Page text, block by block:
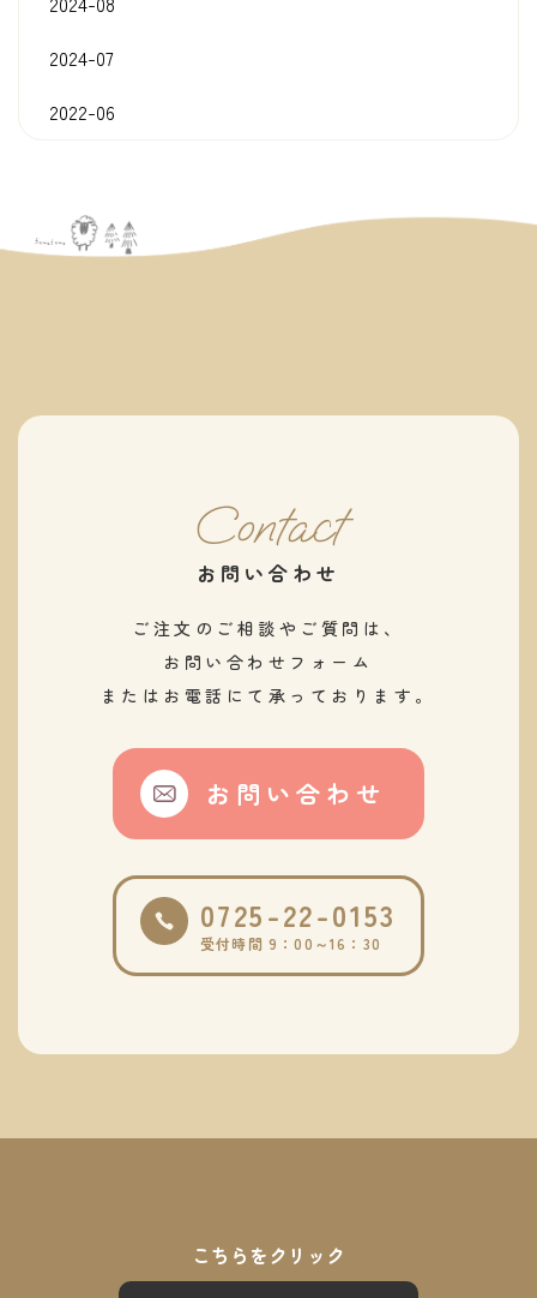
2024-07
2022-06
Contact
お問い合わせ
ご注文のご相談やご質問は、
​​​​​​​お問い合わせフォーム
またはお電話にて承っております。
お問い合わせ
0725-22-0153
受付時間 9：00～16：30
こちらをクリック